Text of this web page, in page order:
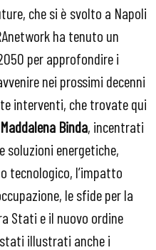
che si è svolto a Napoli
ha tenuto un
per approfondire i
nei prossimi decenni
interventi, che trovate qui
Maddalena Binda, incentrati
soluzioni energetiche,
tecnologico, l’impatto
le sfide per la
Stati e il nuovo ordine
illustrati anche i